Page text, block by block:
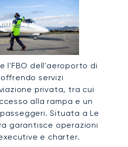
l'FBO dell'aeroporto di
servizi
privata, tra cui
alla rampa e un
Situata a Le
garantisce operazioni
e charter.